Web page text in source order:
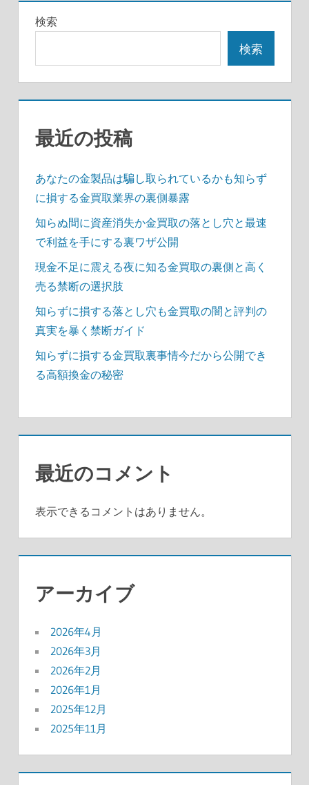
ー
シ
ョ
ン
検索
検索
最近の投稿
あなたの金製品は騙し取られているかも知らず
に損する金買取業界の裏側暴露
知らぬ間に資産消失か金買取の落とし穴と最速
で利益を手にする裏ワザ公開
現金不足に震える夜に知る金買取の裏側と高く
売る禁断の選択肢
知らずに損する落とし穴も金買取の闇と評判の
真実を暴く禁断ガイド
知らずに損する金買取裏事情今だから公開でき
る高額換金の秘密
最近のコメント
表示できるコメントはありません。
アーカイブ
2026年4月
2026年3月
2026年2月
2026年1月
2025年12月
2025年11月